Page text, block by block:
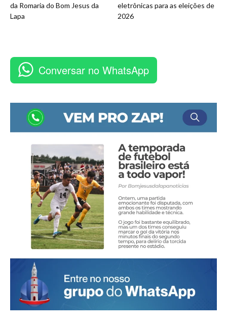
da Romaria do Bom Jesus da
Lapa
eletrônicas para as eleições de
2026
Conversar no WhatsApp